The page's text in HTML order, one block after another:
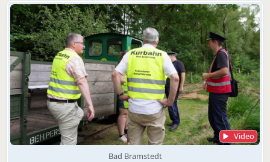
Video
Bad Bramstedt